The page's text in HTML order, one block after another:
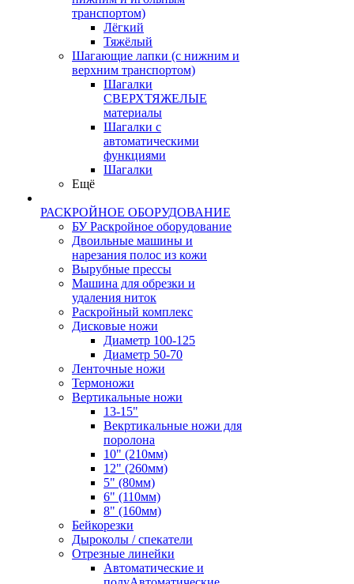
транспортом)
Лёгкий
Тяжёлый
Шагающие лапки (с нижним и
верхним транспортом)
Шагалки
СВЕРХТЯЖЕЛЫЕ
материалы
Шагалки с
автоматическими
функциями
Шагалки
Ещё
РАСКРОЙНОЕ ОБОРУДОВАНИЕ
БУ Раскройное оборудование
Двоильные машины и
нарезания полос из кожи
Вырубные прессы
Машина для обрезки и
удаления ниток
Раскройный комплекс
Дисковые ножи
Диаметр 100-125
Диаметр 50-70
Ленточные ножи
Термоножи
Вертикальные ножи
13-15"
Векртикальные ножи для
поролона
10" (210мм)
12" (260мм)
5" (80мм)
6" (110мм)
8" (160мм)
Бейкорезки
Дыроколы / спекатели
Отрезные линейки
Автоматические и